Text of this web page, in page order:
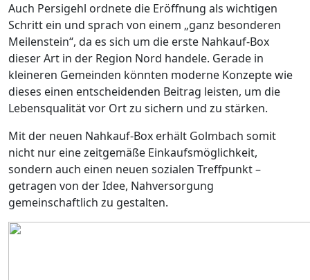
Auch Persigehl ordnete die Eröffnung als wichtigen
Schritt ein und sprach von einem „ganz besonderen
Meilenstein“, da es sich um die erste Nahkauf-Box
dieser Art in der Region Nord handele. Gerade in
kleineren Gemeinden könnten moderne Konzepte wie
dieses einen entscheidenden Beitrag leisten, um die
Lebensqualität vor Ort zu sichern und zu stärken.
Mit der neuen Nahkauf-Box erhält Golmbach somit
nicht nur eine zeitgemäße Einkaufsmöglichkeit,
sondern auch einen neuen sozialen Treffpunkt –
getragen von der Idee, Nahversorgung
gemeinschaftlich zu gestalten.